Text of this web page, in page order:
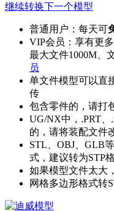
继续转换下一个模型
普通用户：每天可
VIP会员：享有更
最大文件1000M、
员
单文件模型可以直
传
包含零件的，请打
UG/NX中，.PRT
的，请将装配文件
STL、OBJ、GLB
式，建议转为STP
如果模型文件太大
网格多边形格式转